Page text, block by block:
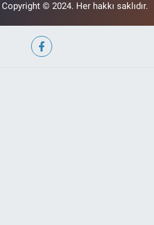
Copyright © 2024. Her hakkı saklıdır.